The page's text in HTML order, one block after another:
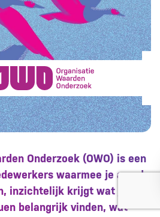
Onderzoek (OWO) is een
waarmee je aan de
inzichtelijk krijgt wat je
belangrijk vinden, wat